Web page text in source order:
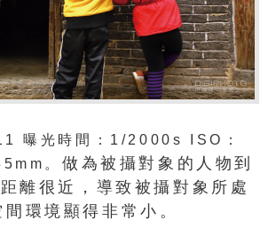
曝光時間： 1/2000s ISO：
。做為被攝對象的人物到
離很近，導致被攝對象所處
間環境顯得非常小。